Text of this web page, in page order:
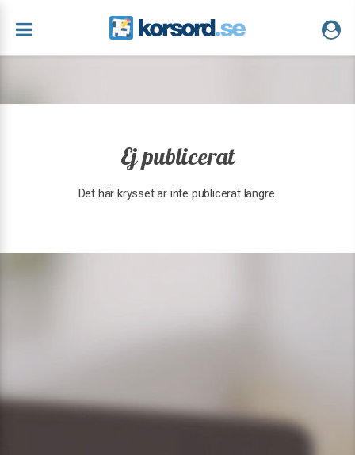
Ej publicerat
Det här krysset är inte publicerat längre.